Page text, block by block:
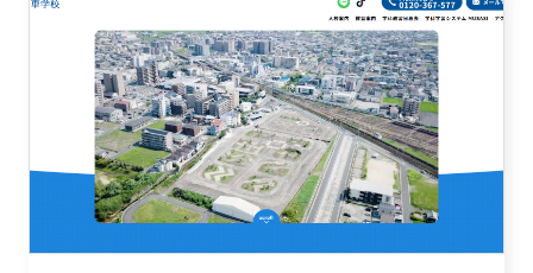
講習トピックス
運営会社